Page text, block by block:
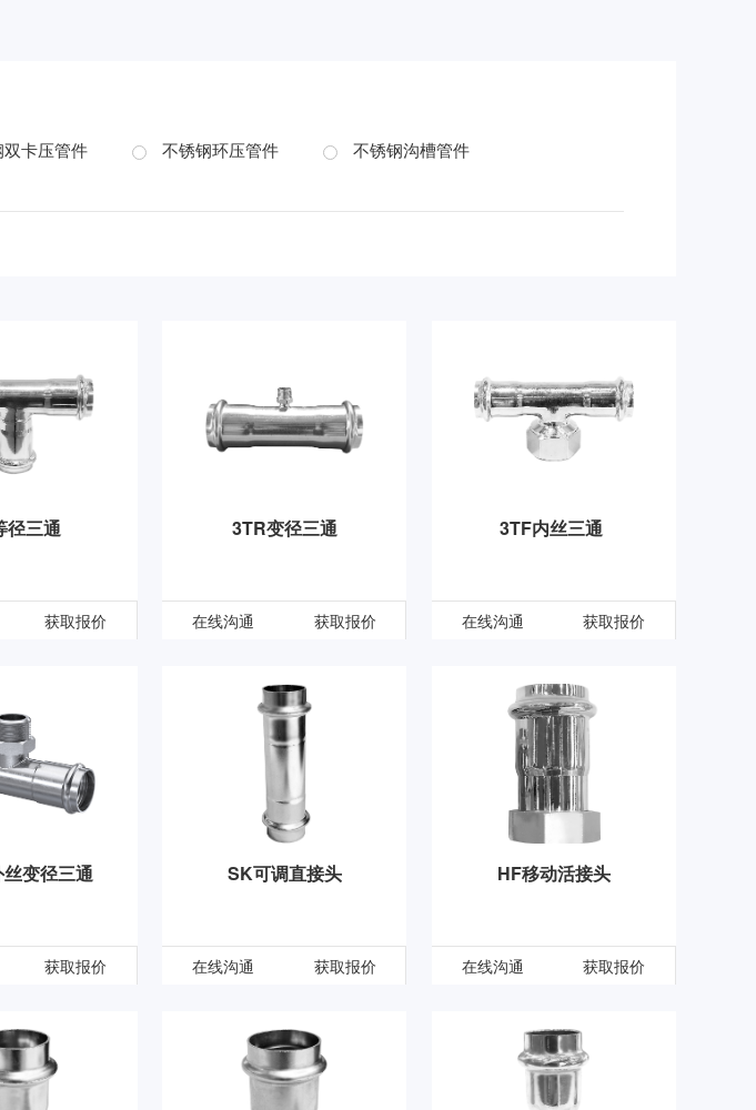
卡压管件 不锈钢环压管件
不锈钢沟槽管件
径三通
获取报价
3TR变径三通
在线沟通 获取报价
3TF内丝三通
在线沟通 获取报价
变径三通
获取报价
SK可调直接头
在线沟通 获取报价
HF移动活接头
在线沟通 获取报价